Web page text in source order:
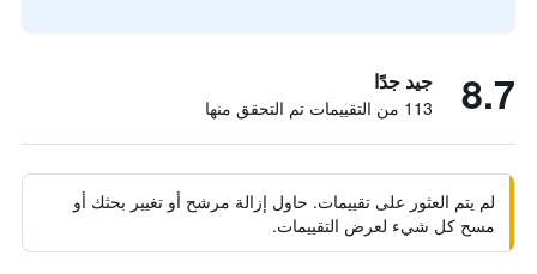
8.7 جيد جدًا
113 من التقييمات تم التحقق منها
لم يتم العثور على تقييمات. حاول إزالة مرشح أو تغيير بحثك أو
مسح كل شيء لعرض التقييمات.